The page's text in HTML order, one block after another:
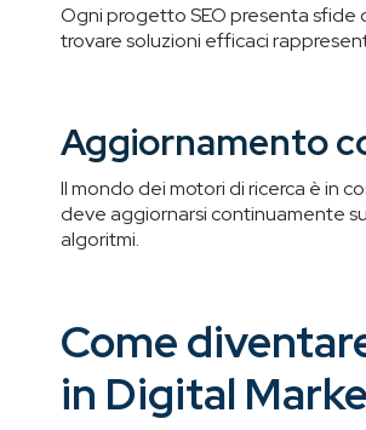
Ogni progetto SEO presenta sfide
trovare soluzioni efficaci
Aggiornamento
Il mondo dei motori di ricerca è in
deve aggiornarsi continuamente
algoritmi.
Come
in Digital